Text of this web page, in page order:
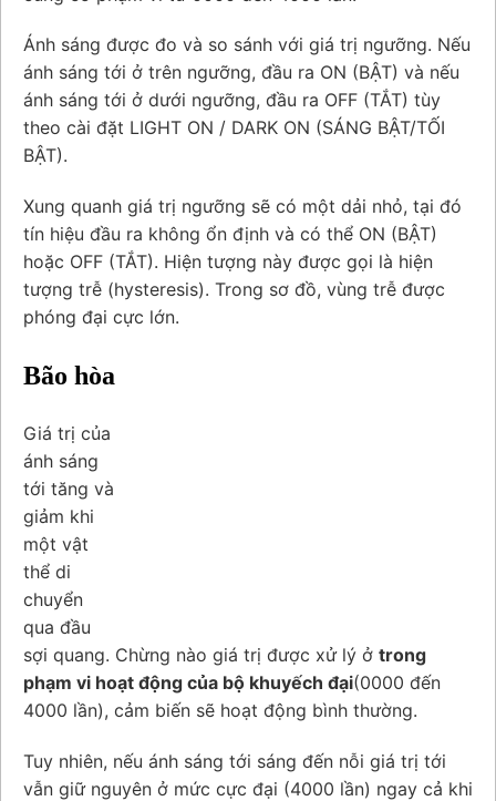
Ánh sáng được đo và so sánh với giá trị ngưỡng. Nếu
ánh sáng tới ở trên ngưỡng, đầu ra ON (BẬT) và nếu
ánh sáng tới ở dưới ngưỡng, đầu ra OFF (TẮT) tùy
theo cài đặt LIGHT ON / DARK ON (SÁNG BẬT/TỐI
BẬT).
Xung quanh giá trị ngưỡng sẽ có một dải nhỏ, tại đó
tín hiệu đầu ra không ổn định và có thể ON (BẬT)
hoặc OFF (TẮT). Hiện tượng này được gọi là hiện
tượng trễ (hysteresis). Trong sơ đồ, vùng trễ được
phóng đại cực lớn.
Bão hòa
Giá trị của
ánh sáng
tới tăng và
giảm khi
một vật
thể di
chuyển
qua đầu
sợi quang. Chừng nào giá trị được xử lý ở trong
phạm vi hoạt động của bộ khuyếch đại(0000 đến
4000 lần), cảm biến sẽ hoạt động bình thường.
Tuy nhiên, nếu ánh sáng tới sáng đến nỗi giá trị tới
vẫn giữ nguyên ở mức cực đại (4000 lần) ngay cả khi